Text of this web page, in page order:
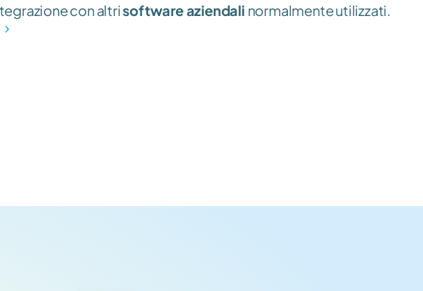
con altri software aziendali normalmente utilizzati.